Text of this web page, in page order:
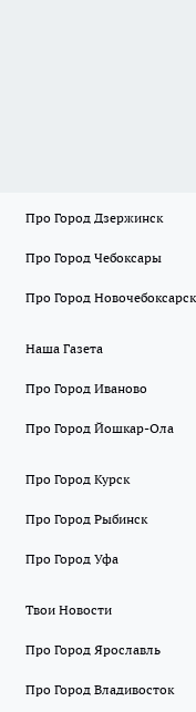
Про Город Дзержинск
Про Город Чебоксары
Про Город Новочебоксарск
Наша Газета
Про Город Иваново
Про Город Йошкар-Ола
Про Город Курск
Про Город Рыбинск
Про Город Уфа
Твои Новости
Про Город Ярославль
Про Город Владивосток